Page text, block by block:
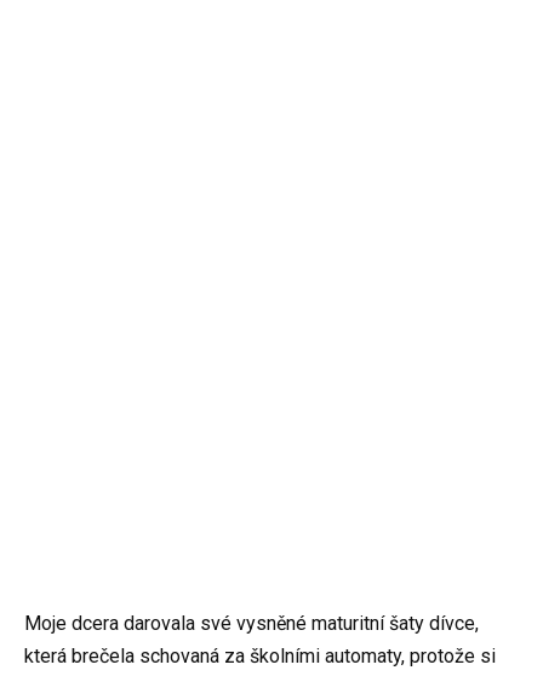
Moje dcera darovala své vysněné maturitní šaty dívce,
která brečela schovaná za školními automaty, protože si